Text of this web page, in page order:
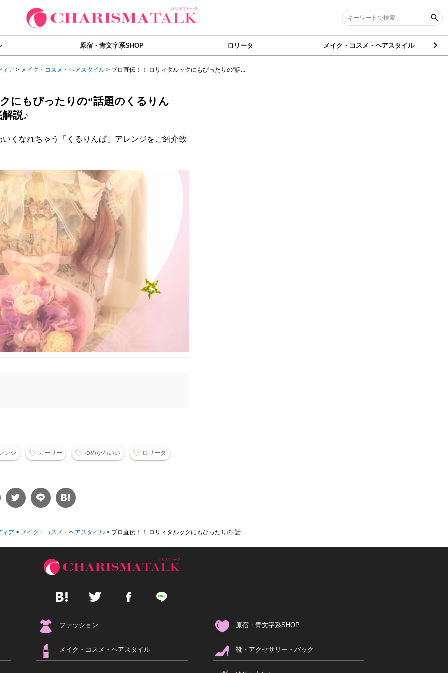
原宿・青文字系SHOP ロリータ メイク・コスメ・ヘアスタイル
ィア > メイク・コスメ・ヘアスタイル > プロ直伝！！ ロリィタルックにもぴったりの“話...
にもぴったりの“話題のくるりん
説♪
くなれちゃう「くるりんぱ」アレンジをご紹介致
ンジ ガーリー ゆめかわいい ロリータ
ィア > メイク・コスメ・ヘアスタイル > プロ直伝！！ ロリィタルックにもぴったりの“話...
ファッション 原宿・青文字系SHOP
メイク・コスメ・ヘアスタイル 靴・アクセサリー・バック